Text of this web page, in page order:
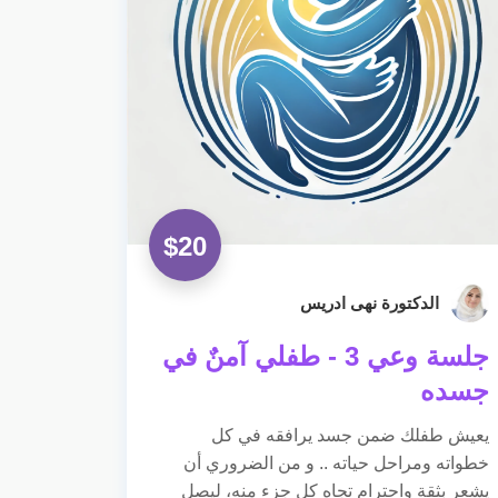
$20
الدكتورة نهى ادريس
جلسة وعي 3 - طفلي آمنٌ في
جسده
يعيش طفلك ضمن جسد يرافقه في كل
خطواته ومراحل حياته .. و من الضروري أن
يشعر بثقة واحترام تجاه كل جزء منه، ليصل